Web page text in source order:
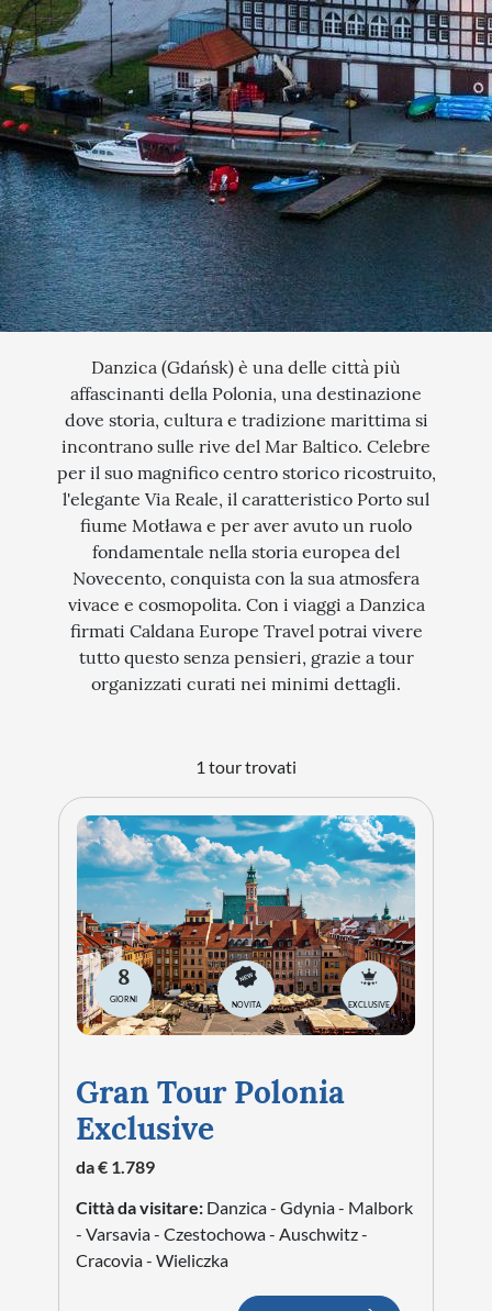
Danzica (Gdańsk) è una delle città più
affascinanti della Polonia, una destinazione
dove storia, cultura e tradizione marittima si
incontrano sulle rive del Mar Baltico. Celebre
per il suo magnifico centro storico ricostruito,
l'elegante Via Reale, il caratteristico Porto sul
fiume Motława e per aver avuto un ruolo
fondamentale nella storia europea del
Novecento, conquista con la sua atmosfera
vivace e cosmopolita. Con i viaggi a Danzica
firmati Caldana Europe Travel potrai vivere
tutto questo senza pensieri, grazie a tour
organizzati curati nei minimi dettagli.
1 tour trovati
8
GIORNI
NOVITA EXCLUSIVE
Gran Tour Polonia
Exclusive
da € 1.789
Città da visitare: Danzica - Gdynia - Malbork
- Varsavia - Czestochowa - Auschwitz -
Cracovia - Wieliczka
QUANDO VUOI PARTIRE?
SCEGLI LE DATE
AGOSTO
FERRAGOSTO
SETTEMBRE
OTTOBRE
PONTE DI OGNISSANTI
INTERESSI
QUALI SONO I TUOI INTERESSI?
MERCATINI DI NATALE
NOVITA
EXCLUSIVE
SOGGIORNO CON ESCURSIONI
TOUR ESCORTED
TRATTI DI PASSEGGIATA
SCOPERTA
NATURA
I LUOGHI DELLO SPIRITO
STORIA
CITTÀ
EVENTI SPECIALI
ARTE E CULTURA
CERCA IL TUO VIAGGIO